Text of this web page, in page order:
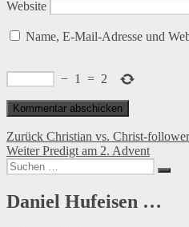
Website
Name, E-Mail-Adresse und
− 1 = 2
Beitragsnavigation
Zurück Vorheriger
Beitrag:
Christian vs. Christ-follower
Weiter Nächster
Beitrag:
Predigt am 2. Advent
Suchen
nach:
Daniel Hufeisen …